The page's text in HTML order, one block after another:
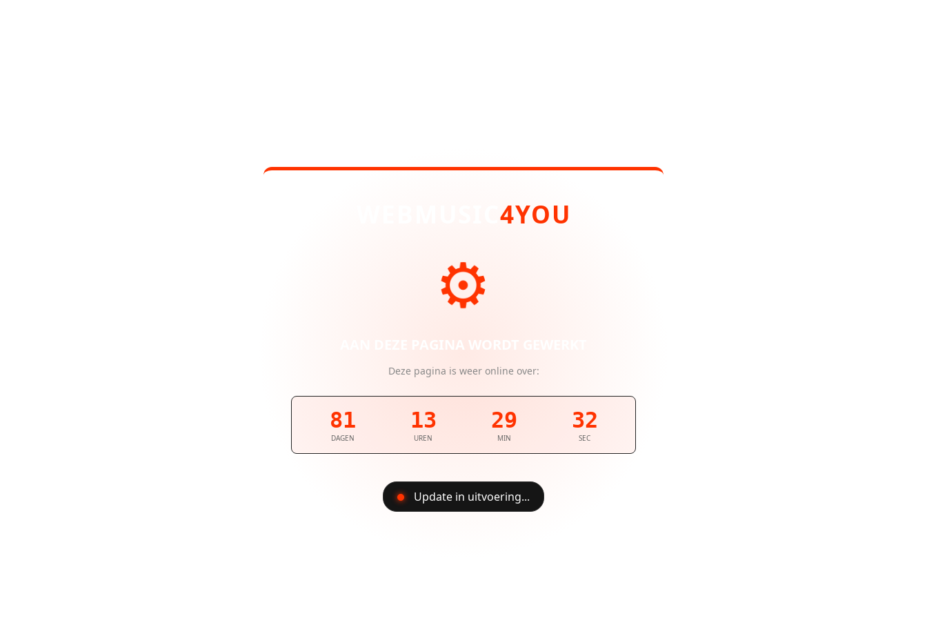
4YOU
⚙
AAN DEZE PAGINA WORDT GEWERKT
Deze pagina is weer online over:
81
DAGEN
13
UREN
29
MIN
32
SEC
Update in uitvoering...